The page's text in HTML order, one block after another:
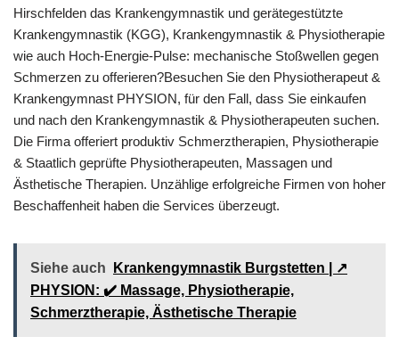
Hirschfelden das Krankengymnastik und gerätegestützte
Krankengymnastik (KGG), Krankengymnastik & Physiotherapie
wie auch Hoch-Energie-Pulse: mechanische Stoßwellen gegen
Schmerzen zu offerieren?Besuchen Sie den Physiotherapeut &
Krankengymnast PHYSION, für den Fall, dass Sie einkaufen
und nach den Krankengymnastik & Physiotherapeuten suchen.
Die Firma offeriert produktiv Schmerztherapien, Physiotherapie
& Staatlich geprüfte Physiotherapeuten, Massagen und
Ästhetische Therapien. Unzählige erfolgreiche Firmen von hoher
Beschaffenheit haben die Services überzeugt.
Siehe auch
Krankengymnastik Burgstetten | ↗️
PHYSION: ✔️ Massage, Physiotherapie,
Schmerztherapie, Ästhetische Therapie